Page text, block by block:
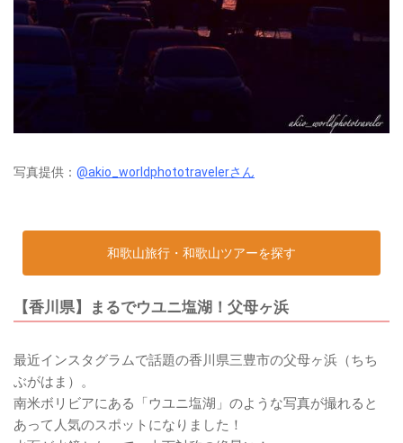
写真提供： @akio_worldphototravelerさん
和歌山旅行・和歌山ツアーを探す
【香川県】まるでウユニ塩湖！父母ヶ浜
最近インスタグラムで話題の香川県三豊市の父母ヶ浜（ちち
ぶがはま）。
南米ボリビアにある「ウユニ塩湖」のような写真が撮れると
あって人気のスポットになりました！